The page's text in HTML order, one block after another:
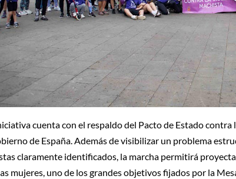
cuenta con el respaldo del Pacto de Estado
de España. Además de visibilizar un problema
claramente identificados, la marcha permitirá
mujeres, uno de los grandes objetivos fijados por la